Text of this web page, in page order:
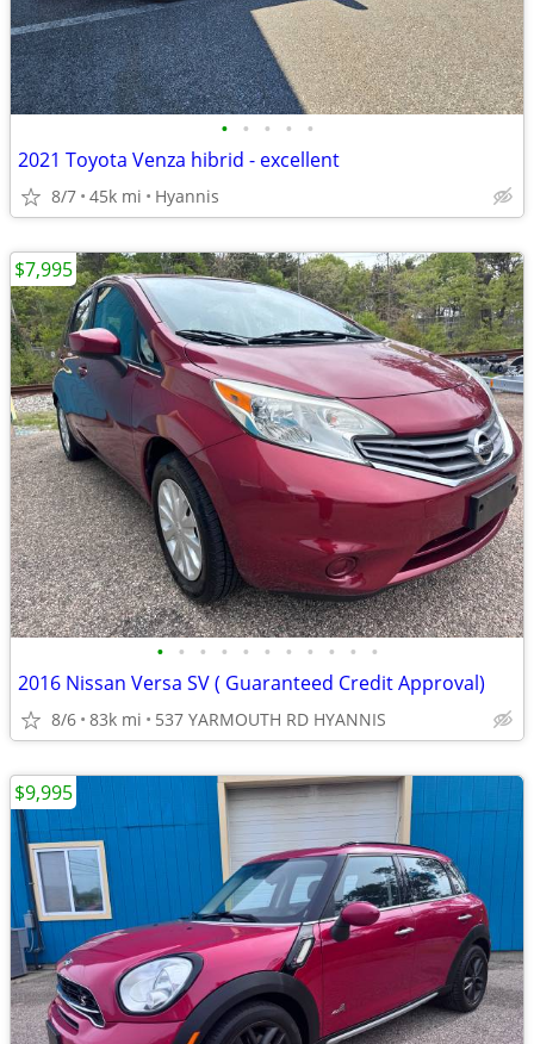
• • • • •
2021 Toyota Venza hibrid - excellent
8/7 45k mi Hyannis
• • • • • • • • • • •
2016 Nissan Versa SV ( Guaranteed Credit Approval)
8/6 83k mi 537 YARMOUTH RD HYANNIS
$7,995
$9,995